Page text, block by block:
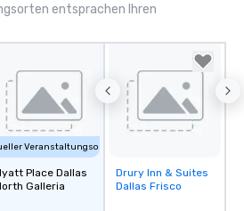
entsprachen Ihren
Veranstaltungsort
Place Dallas
Galleria
Removed from
favorites
Drury Inn & Suites
Dallas Frisco